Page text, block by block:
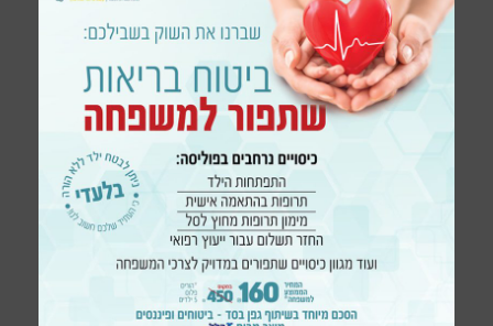
073-331-0440
office@medicaltop.co.il
סנטר הגליל (ראש פינה) רחוב האגס 1, שער הרימון, קומה